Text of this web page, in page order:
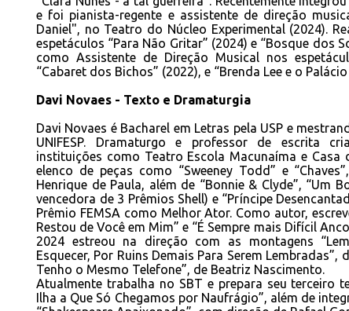
e foi pianista-regente e assistente de direção
Daniel", no Teatro do Núcleo Experimental (2024).
espetáculos “Para Não Gritar” (2024) e “Bosque dos
como Assistente de Direção Musical nos
“Cabaret dos Bichos” (2022), e “Brenda Lee e o
Davi Novaes - Texto e Dramaturgia
Davi Novaes é Bacharel em Letras pela USP e
UNIFESP. Dramaturgo e professor de escrita
instituições como Teatro Escola Macunaíma e Casa
elenco de peças como “Sweeney Todd” e
Henrique de Paula, além de “Bonnie & Clyde”, “Um
vencedora de 3 Prêmios Shell) e “Príncipe
Prêmio FEMSA como Melhor Ator. Como autor,
Restou de Você em Mim” e “É Sempre mais Difícil
2024 estreou na direção com as montagens
Esquecer, Por Ruins Demais Para Serem Lembradas”,
Tenho o Mesmo Telefone”, de Beatriz Nascimento.
Atualmente trabalha no SBT e prepara seu terceiro
Ilha a Que Só Chegamos por Naufrágio”, além de